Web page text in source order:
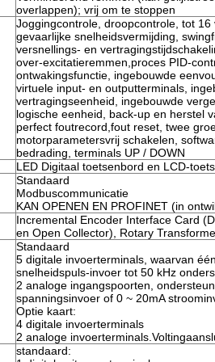
overlappen); vrij om te stoppen
Joggingcontrole, droopcontrole, tot 16
gevaarlijke snelheidsvermijding,
versnellings- en
over-excitatieremmen,proces PID-
ontwakingsfunctie, ingebouwde
virtuele input- en outputterminals,
vertragingseenheid, ingebouwde
logische eenheid, back-up en herstel
perfect foutrecord,fout reset, twee
motorparametersvrij schakelen,
bedrading, terminals UP / DOWN
LED Digitaal toetsenbord en LCD-
Standaard
Modbuscommunicatie
KAN OPENEN EN PROFINET (in
Incremental Encoder Interface Card
en Open Collector), Rotary
Standaard
5 digitale invoerterminals, waarvan
snelheidspuls-invoer tot 50 kHz
2 analoge ingangspoorten,
spanningsinvoer of 0 ~ 20mA
Optie kaart:
4 digitale invoerterminals
2 analoge
standaard: